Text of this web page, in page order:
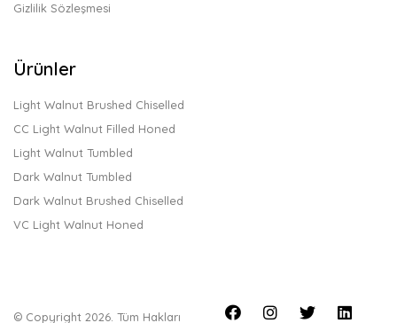
Gizlilik Sözleşmesi
Ürünler
Light Walnut Brushed Chiselled
CC Light Walnut Filled Honed
Light Walnut Tumbled
Dark Walnut Tumbled
Dark Walnut Brushed Chiselled
VC Light Walnut Honed
© Copyright 2026. Tüm Hakları